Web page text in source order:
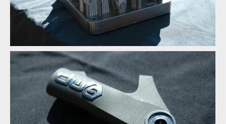
Polotovar titanových spojek
Polotovar titanových spojek